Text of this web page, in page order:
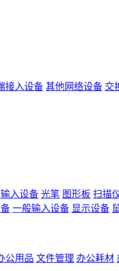
接入设备 其他网络设备 交
入设备 光笔 图形板 扫描
一般输入设备 显示设备
公用品 文件管理 办公耗材